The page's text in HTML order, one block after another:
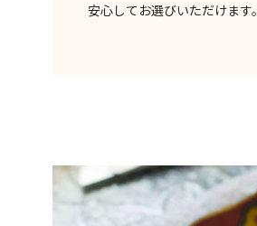
安心してお選びいただけます。